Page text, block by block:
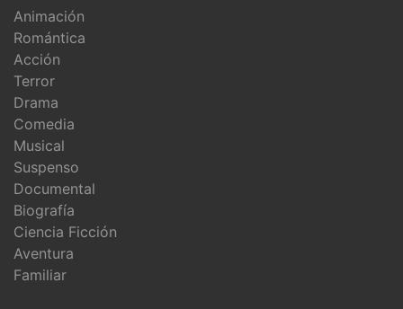
Animación
Romántica
Acción
Terror
Drama
Comedia
Musical
Suspenso
Documental
Biografía
Ciencia Ficción
Aventura
Familiar